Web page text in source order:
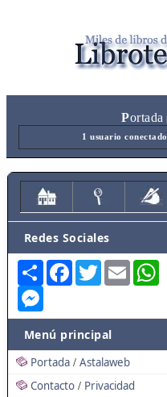
Portada
1 usuario conectado
Redes Sociales
Share FacebookTwitterEmail
Menú principal
Portada / Astalaweb
Contacto / Privacidad